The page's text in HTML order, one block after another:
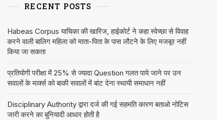
RECENT POSTS
Habeas Corpus याचिका की खारिज, हाईकोर्ट ने कहा स्वेच्छा से विवाह
करने वाली बालिग महिला को माता-पिता के पास लौटने के लिए मजबूर नहीं
किया जा सकता
प्रतियोगी परीक्षा में 25% से ज्यादा Question गलत पाये जाने पर उन
सवालों के मार्क्स को बाकी सवालों में बांट देना स्थायी समाधान नहीं
Disciplinary Authority द्वारा दर्ज की गई सहमति कारण बताओ नोटिस
जारी करने का बुनियादी आधार होती है